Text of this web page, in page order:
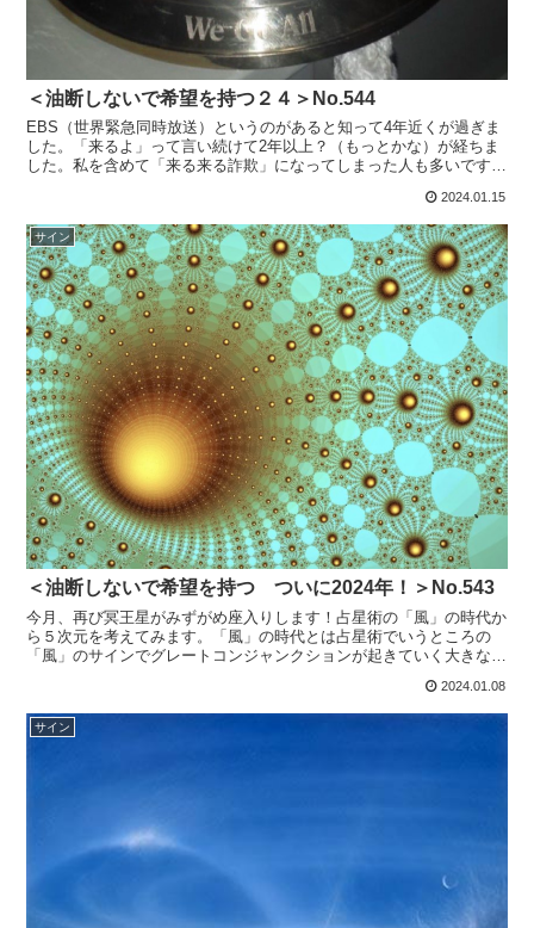
＜油断しないで希望を持つ２４＞No.544
EBS（世界緊急同時放送）というのがあると知って4年近くが過ぎま
した。「来るよ」って言い続けて2年以上？（もっとかな）が経ちま
した。私を含めて「来る来る詐欺」になってしまった人も多いです。
2024.01.15
サイン
＜油断しないで希望を持つ ついに2024年！＞No.543
今月、再び冥王星がみずがめ座入りします！占星術の「風」の時代か
ら５次元を考えてみます。「風」の時代とは占星術でいうところの
「風」のサインでグレートコンジャンクションが起きていく大きなサ
2024.01.08
サイン